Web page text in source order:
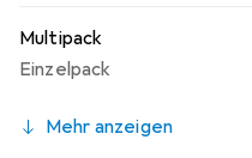
Multipack
Einzelpack
Mehr anzeigen